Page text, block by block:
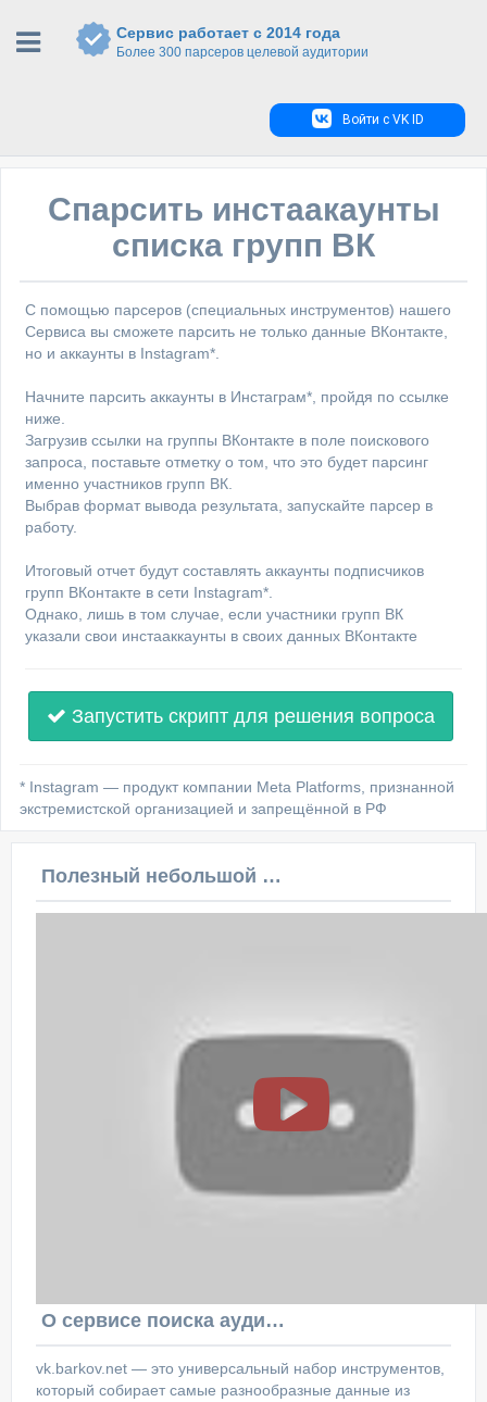
Сервис работает с 2014 года
Более 300 парсеров целевой аудитории
Войти с VK ID
Спарсить инстаакаунты
списка групп ВК
С помощью парсеров (специальных инструментов) нашего
Сервиса вы сможете парсить не только данные ВКонтакте,
но и аккаунты в Instagram*.
Начните парсить аккаунты в Инстаграм*, пройдя по ссылке
ниже.
Загрузив ссылки на группы ВКонтакте в поле поискового
запроса, поставьте отметку о том, что это будет парсинг
именно участников групп ВК.
Выбрав формат вывода результата, запускайте парсер в
работу.
Итоговый отчет будут составлять аккаунты подписчиков
групп ВКонтакте в сети Instagram*.
Однако, лишь в том случае, если участники групп ВК
указали свои инстааккаунты в своих данных ВКонтакте
Запустить скрипт для решения вопроса
* Instagram — продукт компании Meta Platforms, признанной
экстремистской организацией и запрещённой в РФ
Полезный небольшой видеоурок по этой теме
О сервисе поиска аудитории ВКонтакте
vk.barkov.net — это универсальный набор инструментов,
который собирает самые разнообразные данные из